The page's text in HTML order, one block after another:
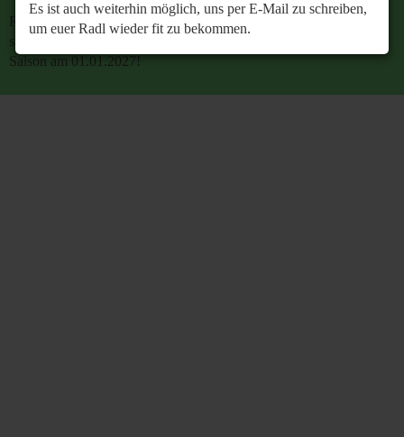
Es ist auch weiterhin möglich, uns per E-Mail zu schreiben,
um euer Radl wieder fit zu bekommen.
Retrobike wünscht euch eine gesunde Radlzeit und freut
Retrobike wünscht euch eine gesunde Radlzeit und freut
sich schon jetzt auf den gemeinsamen Start in die neue
Saison am 01.01.2027!